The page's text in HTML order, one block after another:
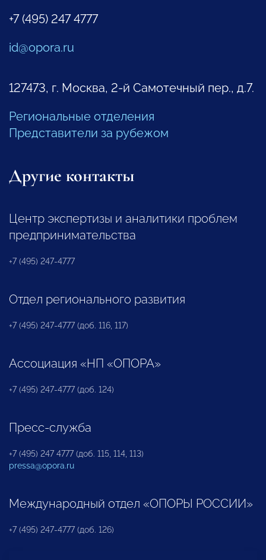
+7 (495) 247 4777
id@opora.ru
127473, г. Москва, 2-й Самотечный пер., д.7.
Региональные отделения
Представители за рубежом
Другие контакты
Центр экспертизы и аналитики проблем
предпринимательства
+7 (495) 247-4777
Отдел регионального развития
+7 (495) 247-4777 (доб. 116, 117)
Ассоциация «НП «ОПОРА»
+7 (495) 247-4777 (доб. 124)
Пресс-служба
+7 (495) 247 4777 (доб. 115, 114, 113)
pressa@opora.ru
Международный отдел «ОПОРЫ РОССИИ»
+7 (495) 247-4777 (доб. 126)